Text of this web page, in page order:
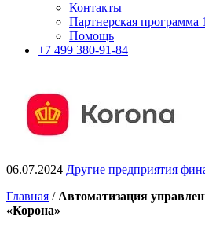
Контакты
Партнерская программа
Помощь
+7 499 380-91-84
06.07.2024 Другие предприятия
Главная / Автоматизация
«Корона»